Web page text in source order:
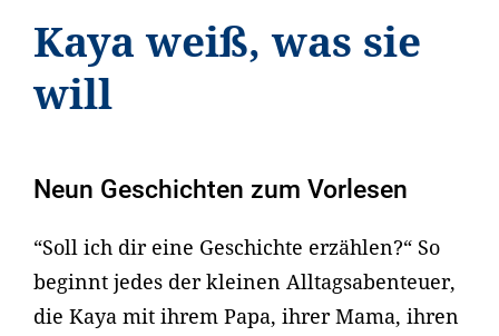
Kaya weiß, was sie
will
Neun Geschichten zum Vorlesen
“Soll ich dir eine Geschichte erzählen?“ So
beginnt jedes der kleinen Alltagsabenteuer,
die Kaya mit ihrem Papa, ihrer Mama, ihren